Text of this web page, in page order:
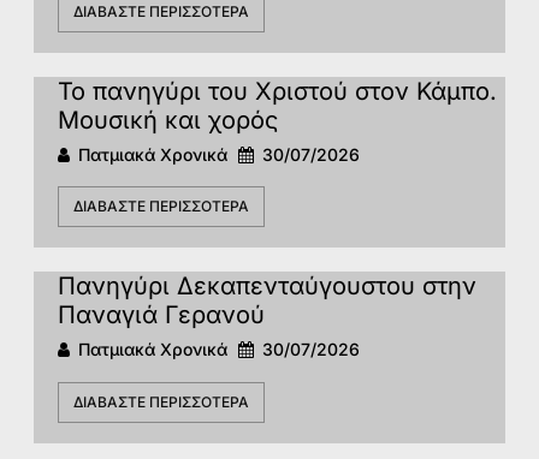
ΔΙΑΒΆΣΤΕ ΠΕΡΙΣΣΌΤΕΡΑ
Το πανηγύρι του Χριστού στον Κάμπο.
Μουσική και χορός
Πατμιακά Χρονικά 30/07/2026
ΔΙΑΒΆΣΤΕ ΠΕΡΙΣΣΌΤΕΡΑ
Πανηγύρι Δεκαπενταύγουστου στην
Παναγιά Γερανού
Πατμιακά Χρονικά 30/07/2026
ΔΙΑΒΆΣΤΕ ΠΕΡΙΣΣΌΤΕΡΑ